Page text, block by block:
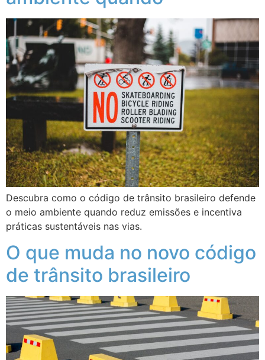
Descubra como o código de trânsito brasileiro defende
o meio ambiente quando reduz emissões e incentiva
práticas sustentáveis nas vias.
O que muda no novo código
de trânsito brasileiro